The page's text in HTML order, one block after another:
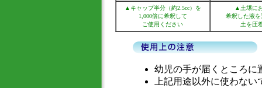
▲キャップ半分（約2.5cc）を
1,000倍に希釈して
ご使用ください
▲土壌に
希釈した液
土を圧
幼児の手が届くところに
上記用途以外に使わない